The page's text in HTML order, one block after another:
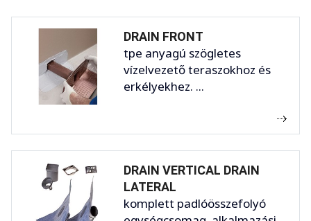
DRAIN FRONT
tpe anyagú szögletes
vízelvezető teraszokhoz és
erkélyekhez. ...
DRAIN VERTICAL DRAIN
LATERAL
komplett padlóösszefolyó